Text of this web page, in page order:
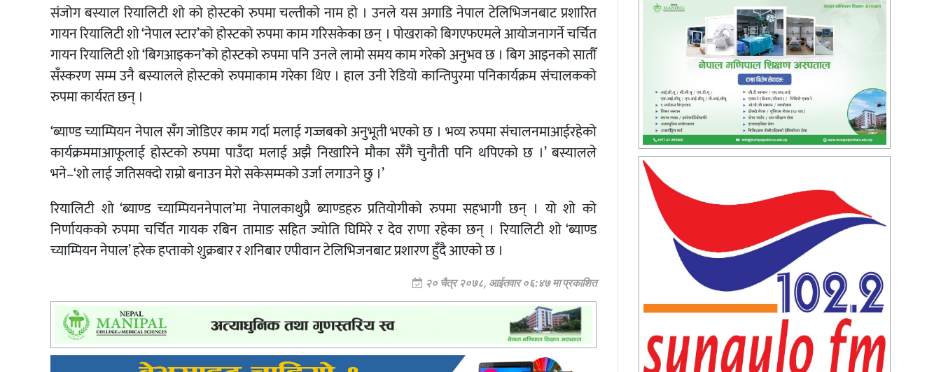
संजोग बस्याल रियालिटी शो को होस्टको रुपमा चल्तीको नाम हो । उनले यस अगाडि नेपाल टेलिभिजनबाट प्रशारित
गायन रियालिटी शो ‘नेपाल स्टार’को होस्टको रुपमा काम गरिसकेका छन् । पोखराको बिगएफएमले आयोजनागर्ने चर्चित
गायन रियालिटी शो ‘बिगआइकन’को होस्टको रुपमा पनि उनले लामो समय काम गरेको अनुभव छ । बिग आइनको सातौँ
सँस्करण सम्म उनै बस्यालले होस्टको रुपमाकाम गरेका थिए । हाल उनी रेडियो कान्तिपुरमा पनिकार्यक्रम संचालकको
रुपमा कार्यरत छन् ।
‘ब्याण्ड च्याम्पियन नेपाल सँग जोडिएर काम गर्दा मलाई गज्जबको अनुभूती भएको छ । भव्य रुपमा संचालनमाआईरहेको
कार्यक्रममाआफूलाई होस्टको रुपमा पाउँदा मलाई अझै निखारिने मौका सँगै चुनौती पनि थपिएको छ ।’ बस्यालले
भने–‘शो लाई जतिसक्दो राम्रो बनाउन मेरो सकेसम्मको उर्जा लगाउने छु ।’
रियालिटी शो ‘ब्याण्ड च्याम्पियननेपाल’मा नेपालकाथुप्रै ब्याण्डहरु प्रतियोगीको रुपमा सहभागी छन् । यो शो को
निर्णायकको रुपमा चर्चित गायक रबिन तामाङ सहित ज्योति घिमिरे र देव राणा रहेका छन् । रियालिटी शो ‘ब्याण्ड
च्याम्पियन नेपाल’ हरेक हप्ताको शुक्रबार र शनिबार एपीवान टेलिभिजनबाट प्रशारण हुँदै आएको छ ।
२० चैत्र २०७८, आईतवार ०६:४७ मा प्रकाशित